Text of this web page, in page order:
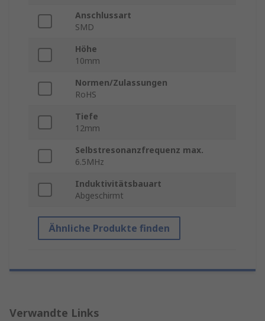
Anschlussart
SMD
Höhe
10mm
Normen/Zulassungen
RoHS
Tiefe
12mm
Selbstresonanzfrequenz max.
6.5MHz
Induktivitätsbauart
Abgeschirmt
Ähnliche Produkte finden
Verwandte Links